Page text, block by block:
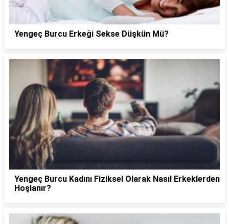
Yengeç Burcu Erkeği Sekse Düşkün Mü?
Yengeç Burcu Kadını Fiziksel Olarak Nasıl Erkeklerden
Hoşlanır?